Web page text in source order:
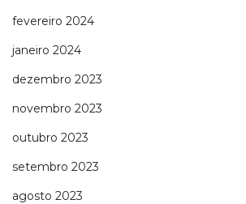
fevereiro 2024
janeiro 2024
dezembro 2023
novembro 2023
outubro 2023
setembro 2023
agosto 2023